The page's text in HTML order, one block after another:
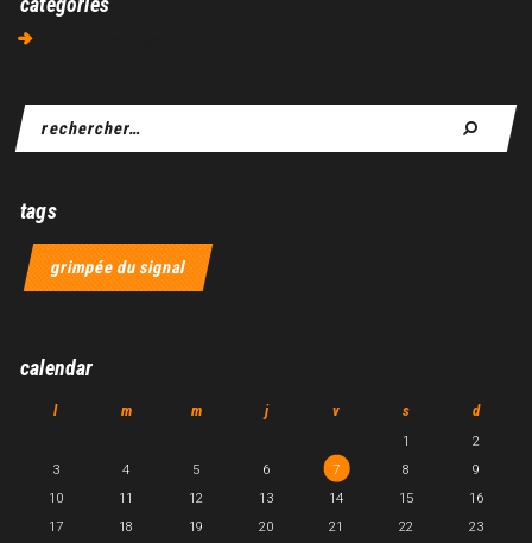
tags
grimpée du signal
calendar
l m m j v s d
1
2
3
4 5 6 7 8
9
10
11 12 13 14 15
16
17
18 19 20 21 22
23